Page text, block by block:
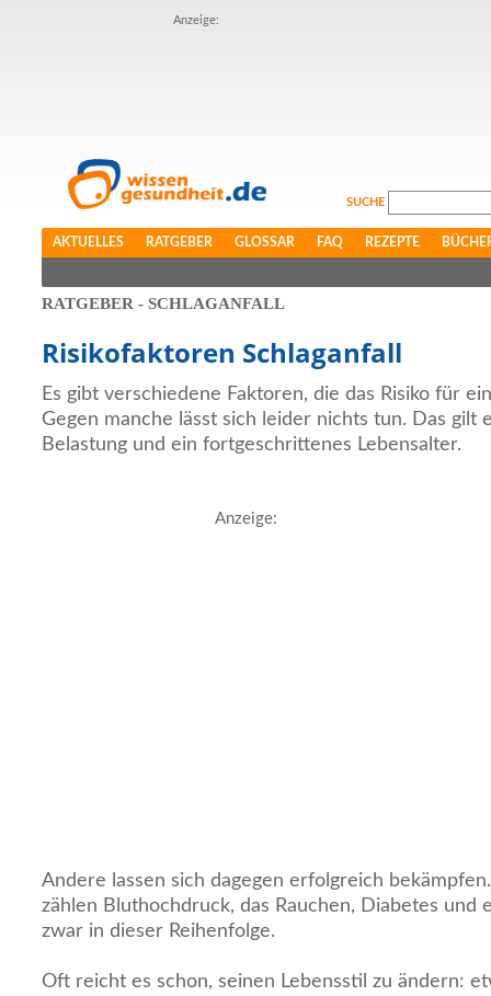
Anzeige:
SUCHE
AKTUELLES RATGEBER GLOSSAR FAQ REZEPTE
RATGEBER - SCHLAGANFALL
Risikofaktoren Schlaganfall
Es gibt verschiedene Faktoren, die das Risiko für
Gegen manche lässt sich leider nichts tun. Das gilt
Belastung und ein fortgeschrittenes Lebensalter.
Anzeige:
Andere lassen sich dagegen erfolgreich
zählen Bluthochdruck, das Rauchen, Diabetes
zwar in dieser Reihenfolge.
Oft reicht es schon, seinen Lebensstil zu ändern: